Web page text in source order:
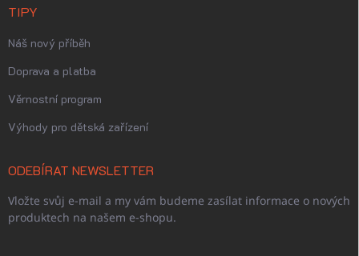
TIPY
Náš nový příběh
Doprava a platba
Věrnostní program
Výhody pro dětská zařízení
ODEBÍRAT NEWSLETTER
Vložte svůj e-mail a my vám budeme zasílat informace o nových
produktech na našem e-shopu.